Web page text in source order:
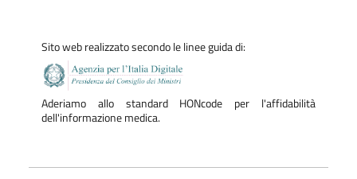
Sito web realizzato secondo le linee guida di:
Aderiamo allo standard HONcode per l'affidabilità
dell'informazione medica.